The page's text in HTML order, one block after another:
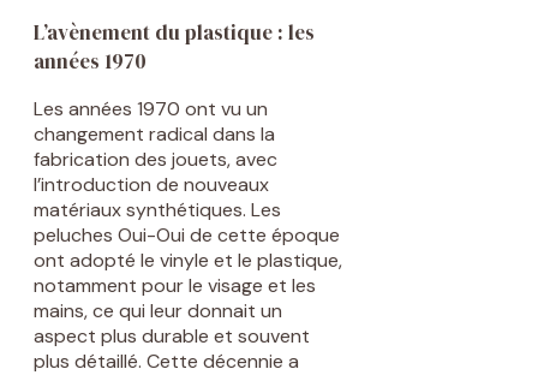
L’avènement du plastique : les
années 1970
Les années 1970 ont vu un
changement radical dans la
fabrication des jouets, avec
l’introduction de nouveaux
matériaux synthétiques. Les
peluches Oui-Oui de cette époque
ont adopté le vinyle et le plastique,
notamment pour le visage et les
mains, ce qui leur donnait un
aspect plus durable et souvent
plus détaillé. Cette décennie a